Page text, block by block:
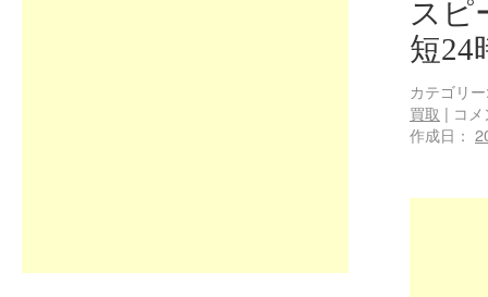
スピ
短
カテゴリ
買取 | コ
作成日：